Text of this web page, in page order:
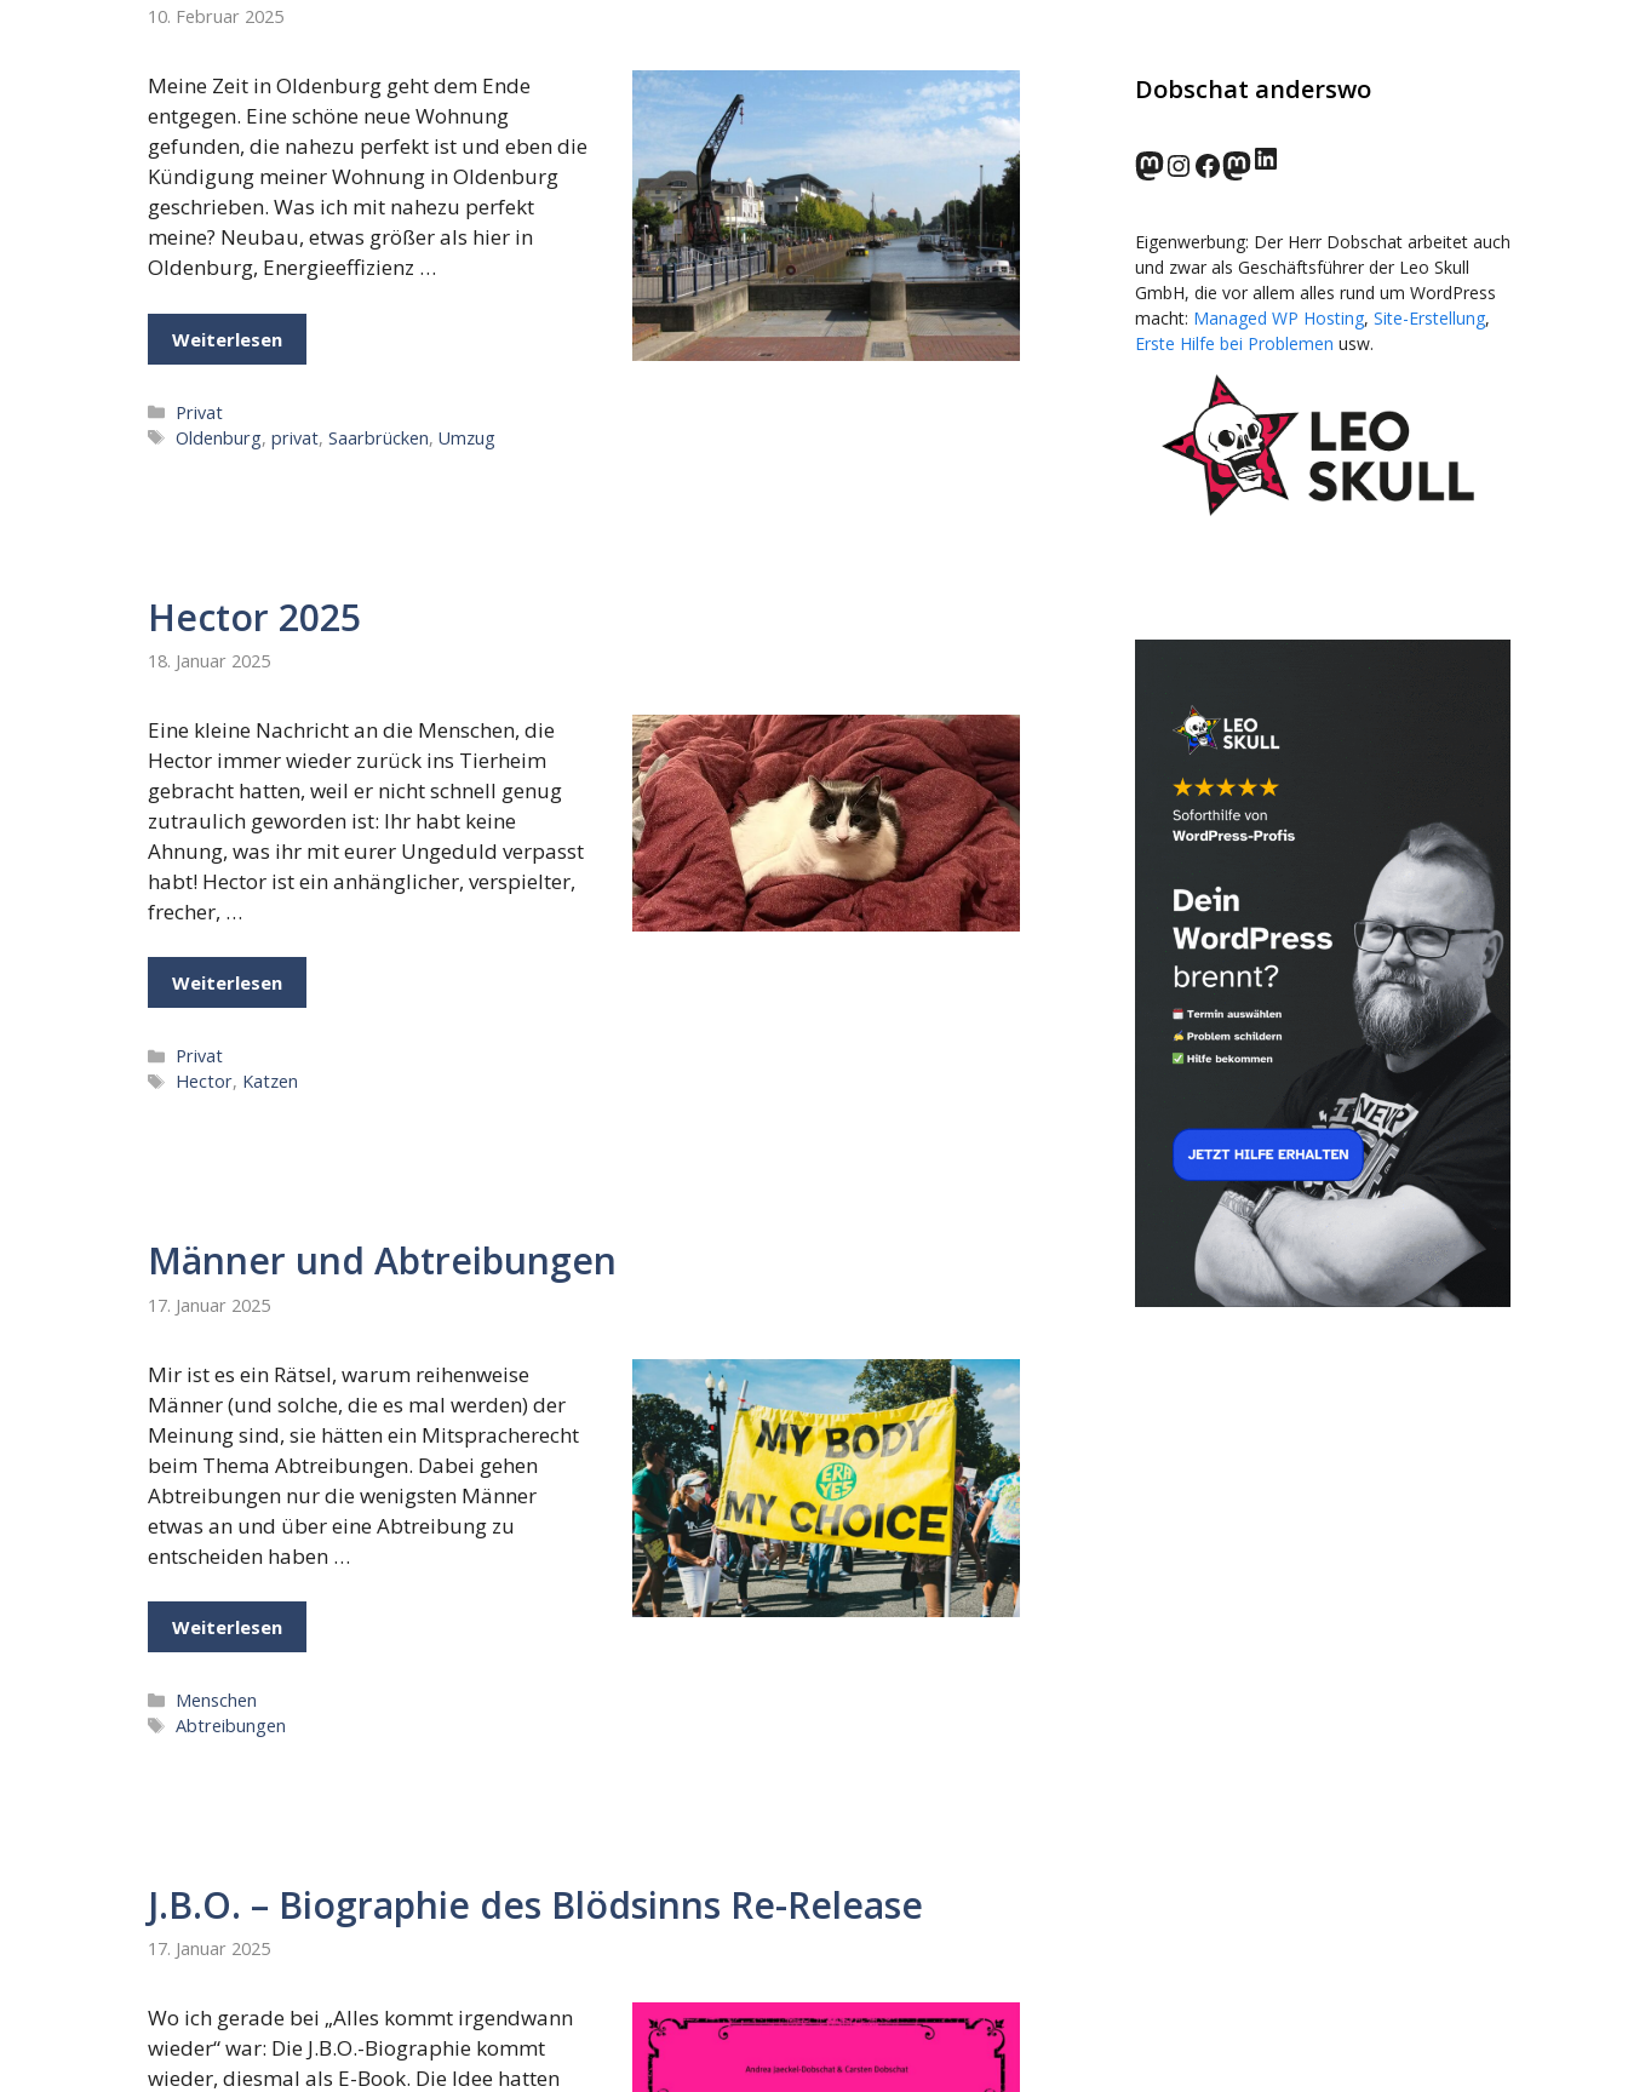
10. Februar 2025
Meine Zeit in Oldenburg geht dem Ende
entgegen. Eine schöne neue Wohnung
gefunden, die nahezu perfekt ist und eben die
Kündigung meiner Wohnung in Oldenburg
geschrieben. Was ich mit nahezu perfekt
meine? Neubau, etwas größer als hier in
Oldenburg, Energieeffizienz …
Weiterlesen
Kategorien
Privat
Schlagwörter
Oldenburg,privat,Saarbrücken,Umzug
Hector 2025
18. Januar 2025
Eine kleine Nachricht an die Menschen, die
Hector immer wieder zurück ins Tierheim
gebracht hatten, weil er nicht schnell genug
zutraulich geworden ist: Ihr habt keine
Ahnung, was ihr mit eurer Ungeduld verpasst
habt! Hector ist ein anhänglicher, verspielter,
frecher, …
Weiterlesen
Kategorien
Privat
Schlagwörter
Hector, Katzen
Männer und Abtreibungen
17. Januar 2025
Mir ist es ein Rätsel, warum reihenweise
Männer (und solche, die es mal werden) der
Meinung sind, sie hätten ein Mitspracherecht
beim Thema Abtreibungen. Dabei gehen
Abtreibungen nur die wenigsten Männer
etwas an und über eine Abtreibung zu
entscheiden haben …
Weiterlesen
Kategorien
Menschen
Schlagwörter
Abtreibungen
J.B.O. – Biographie des Blödsinns Re-Release
17. Januar 2025
Wo ich gerade bei „Alles kommt irgendwann
wieder“ war: Die J.B.O.-Biographie kommt
wieder, diesmal als E-Book. Die Idee hatten
Dobschat anderswo
norden.social
Instagram
Facebook
wp-punks.social
LinkedIn
Eigenwerbung: Der Herr Dobschat arbeitet auch
und zwar als Geschäftsführer der Leo Skull
GmbH, die vor allem alles rund um WordPress
macht: Managed WP Hosting, Site-Erstellung,
Erste Hilfe bei Problemen usw.